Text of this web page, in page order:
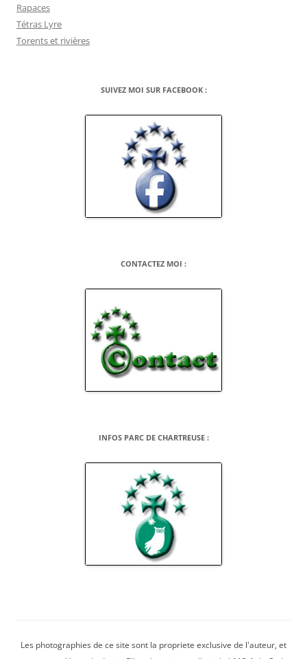
Rapaces
Tétras Lyre
Torents et rivières
SUIVEZ MOI SUR FACEBOOK :
CONTACTEZ MOI :
INFOS PARC DE CHARTREUSE :
Les photographies de ce site sont la propriete exclusive de l'auteur, et